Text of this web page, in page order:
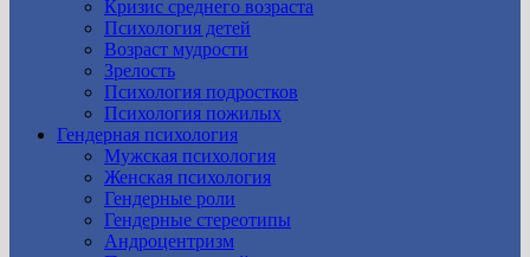
Кризис среднего возраста
Психология детей
Возраст мудрости
Зрелость
Психология подростков
Психология пожилых
Гендерная психология
Мужская психология
Женская психология
Гендерные роли
Гендерные стереотипы
Андроцентризм